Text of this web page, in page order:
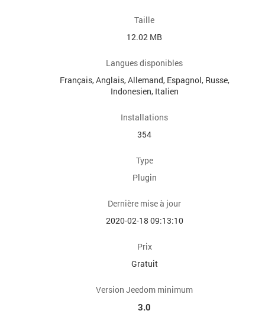
Taille
12.02 MB
Langues disponibles
Français, Anglais, Allemand, Espagnol, Russe,
Indonesien, Italien
Installations
354
Type
Plugin
Dernière mise à jour
2020-02-18 09:13:10
Prix
Gratuit
Version Jeedom minimum
3.0